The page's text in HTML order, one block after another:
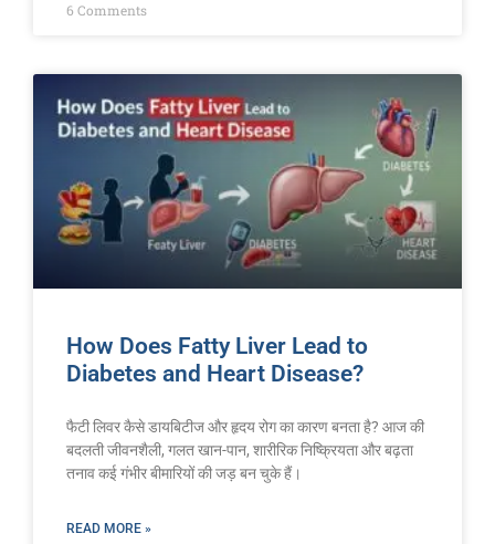
6 Comments
How Does Fatty Liver Lead to
Diabetes and Heart Disease?
फैटी लिवर कैसे डायबिटीज और हृदय रोग का कारण बनता है? आज की
बदलती जीवनशैली, गलत खान-पान, शारीरिक निष्क्रियता और बढ़ता
तनाव कई गंभीर बीमारियों की जड़ बन चुके हैं।
READ MORE »